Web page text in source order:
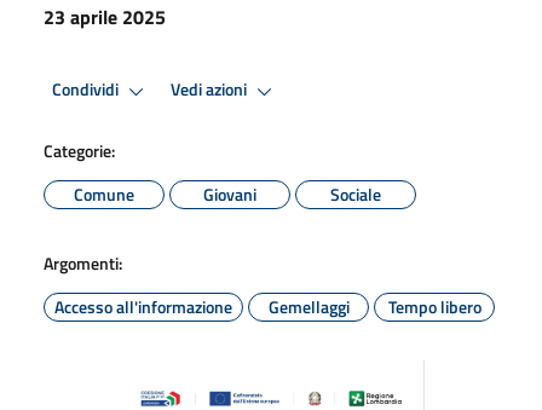
23 aprile 2025
Condividi Vedi azioni
Categorie:
Comune
Giovani Sociale
Argomenti:
Accesso all'informazione
Gemellaggi Tempo libero